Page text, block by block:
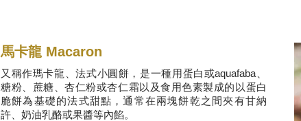
又稱作瑪卡龍、法式小圓餅，是一種用蛋白或aquafaba
糖粉
蔗糖 、杏仁粉或杏仁霜以及食用色素製成的以蛋白
脆餅為基礎的法式甜點，通常在兩塊餅乾之間夾有甘納
許
奶油乳酪或果醬等內餡。
​馬卡龍 Macaron